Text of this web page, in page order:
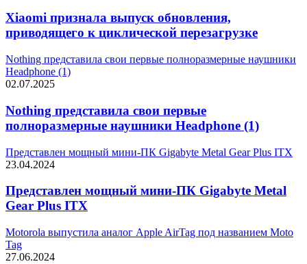
Xiaomi признала выпуск обновления,
приводящего к циклической перезагрузке
Nothing представила свои первые полноразмерные наушники
Headphone (1)
02.07.2025
Nothing представила свои первые
полноразмерные наушники Headphone (1)
Представлен мощный мини-ПК Gigabyte Metal Gear Plus ITX
23.04.2024
Представлен мощный мини-ПК Gigabyte Metal
Gear Plus ITX
Motorola выпустила аналог Apple AirTag под названием Moto
Tag
27.06.2024